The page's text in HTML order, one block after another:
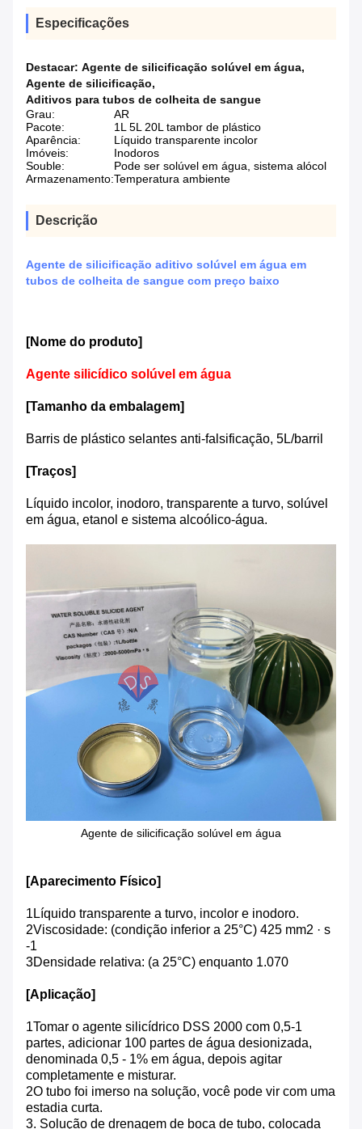
Especificações
Destacar: Agente de silicificação solúvel em água,
Agente de silicificação,
Aditivos para tubos de colheita de sangue
Grau:
AR
Pacote:
1L 5L 20L tambor de plástico
Aparência:
Líquido transparente incolor
Imóveis:
Inodoros
Souble:
Pode ser solúvel em água, sistema alócol
Armazenamento:Temperatura ambiente
Descrição
Agente de silicificação aditivo solúvel em água em
tubos de colheita de sangue com preço baixo
[Nome do produto]
Agente silicídico solúvel em água
[Tamanho da embalagem]
Barris de plástico selantes anti-falsificação, 5L/barril
[Traços]
Líquido incolor, inodoro, transparente a turvo, solúvel
em água, etanol e sistema alcoólico-água.
Agente de silicificação solúvel em água
[Aparecimento Físico]
1Líquido transparente a turvo, incolor e inodoro.
2Viscosidade: (condição inferior a 25°C) 425 mm2 · s
-1
3Densidade relativa: (a 25°C) enquanto 1.070
[Aplicação]
1Tomar o agente silicídrico DSS 2000 com 0,5-1
partes, adicionar 100 partes de água desionizada,
denominada 0,5 - 1% em água, depois agitar
completamente e misturar.
2O tubo foi imerso na solução, você pode vir com uma
estadia curta.
3. Solução de drenagem de boca de tubo, colocada